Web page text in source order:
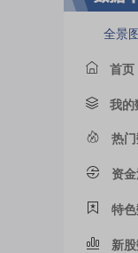
全景图
首页
我的
热
资
特
新